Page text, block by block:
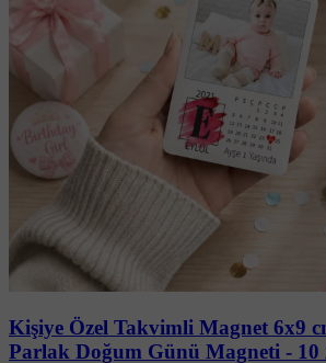
Kişiye Özel Takvimli Magnet 6x9
Parlak Doğum Günü Magneti - 10